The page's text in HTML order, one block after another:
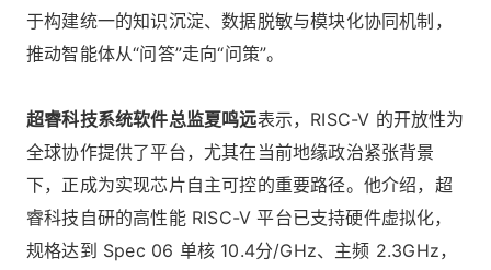
于构建统一的知识沉淀、数据脱敏与模块化协同机制，
推动智能体从“问答”走向“问策”。
超睿科技系统软件总监夏鸣远表示，RISC-V 的开放性为
全球协作提供了平台，尤其在当前地缘政治紧张背景
下，正成为实现芯片自主可控的重要路径。他介绍，超
睿科技自研的高性能 RISC-V 平台已支持硬件虚拟化，
规格达到 Spec 06 单核 10.4分/GHz、主频 2.3GHz，